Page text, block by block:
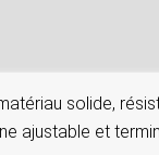
solide,
ajustable et